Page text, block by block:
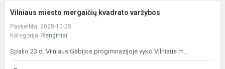
Vilniaus miesto mergaičių kvadrato varžybos
Paskelbta: 2025-10-25
Kategorija: Renginiai
Spalio 23 d. Vilniaus Gabijos progimnazijoje vyko Vilniaus m...